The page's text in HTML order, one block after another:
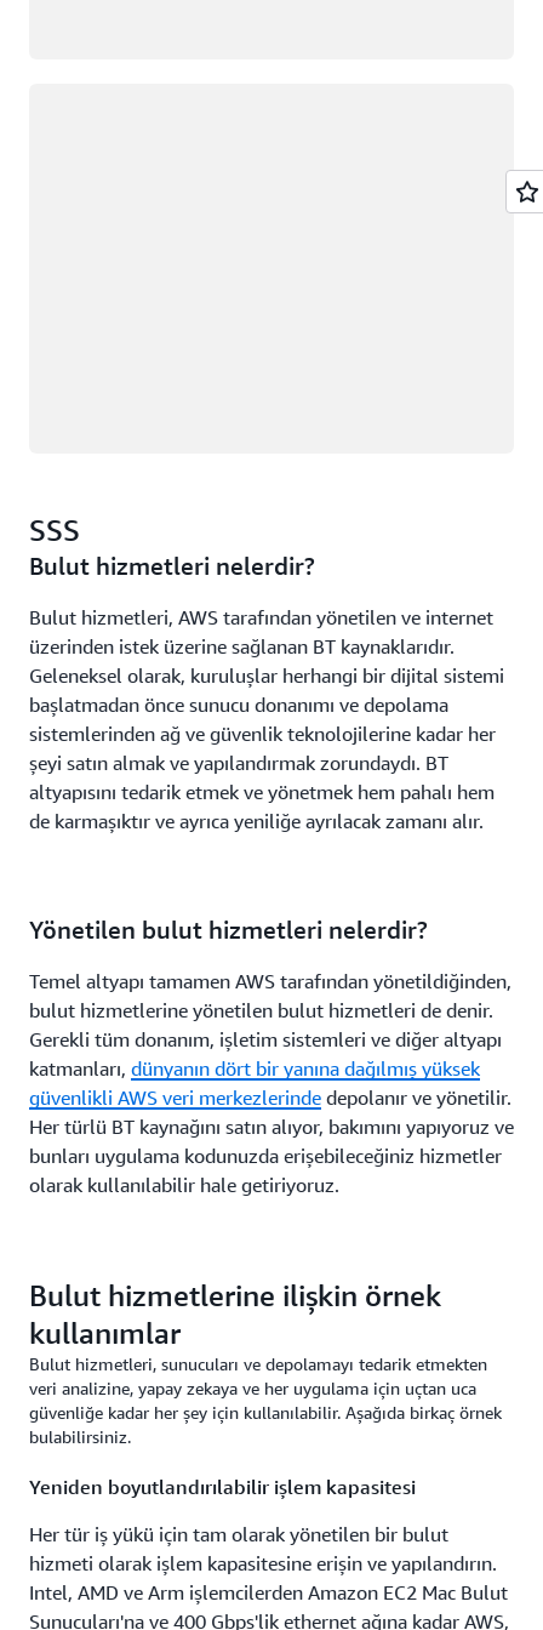
SSS
Bulut hizmetleri nelerdir?
Bulut hizmetleri, AWS tarafından yönetilen ve internet
üzerinden istek üzerine sağlanan BT kaynaklarıdır.
Geleneksel olarak, kuruluşlar herhangi bir dijital sistemi
başlatmadan önce sunucu donanımı ve depolama
sistemlerinden ağ ve güvenlik teknolojilerine kadar her
şeyi satın almak ve yapılandırmak zorundaydı. BT
altyapısını tedarik etmek ve yönetmek hem pahalı hem
de karmaşıktır ve ayrıca yeniliğe ayrılacak zamanı alır.
Yönetilen bulut hizmetleri nelerdir?
Temel altyapı tamamen AWS tarafından yönetildiğinden,
bulut hizmetlerine yönetilen bulut hizmetleri de denir.
Gerekli tüm donanım, işletim sistemleri ve diğer altyapı
katmanları, dünyanın dört bir yanına dağılmış yüksek
güvenlikli AWS veri merkezlerinde depolanır ve yönetilir.
Her türlü BT kaynağını satın alıyor, bakımını yapıyoruz ve
bunları uygulama kodunuzda erişebileceğiniz hizmetler
olarak kullanılabilir hale getiriyoruz.
Bulut hizmetlerine ilişkin örnek
kullanımlar
Bulut hizmetleri, sunucuları ve depolamayı tedarik etmekten
veri analizine, yapay zekaya ve her uygulama için uçtan uca
güvenliğe kadar her şey için kullanılabilir. Aşağıda birkaç örnek
bulabilirsiniz.
Yeniden boyutlandırılabilir işlem kapasitesi
Her tür iş yükü için tam olarak yönetilen bir bulut
hizmeti olarak işlem kapasitesine erişin ve yapılandırın.
Intel, AMD ve Arm işlemcilerden Amazon EC2 Mac Bulut
Sunucuları'na ve 400 Gbps'lik ethernet ağına kadar AWS,